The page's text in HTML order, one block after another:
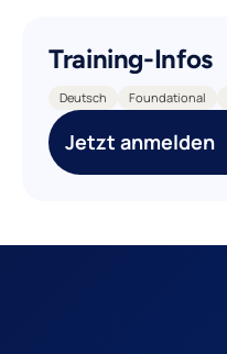
Training-Infos
Deutsch Foundational
Jetzt anmelden